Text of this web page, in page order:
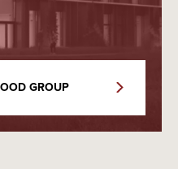
GROUP